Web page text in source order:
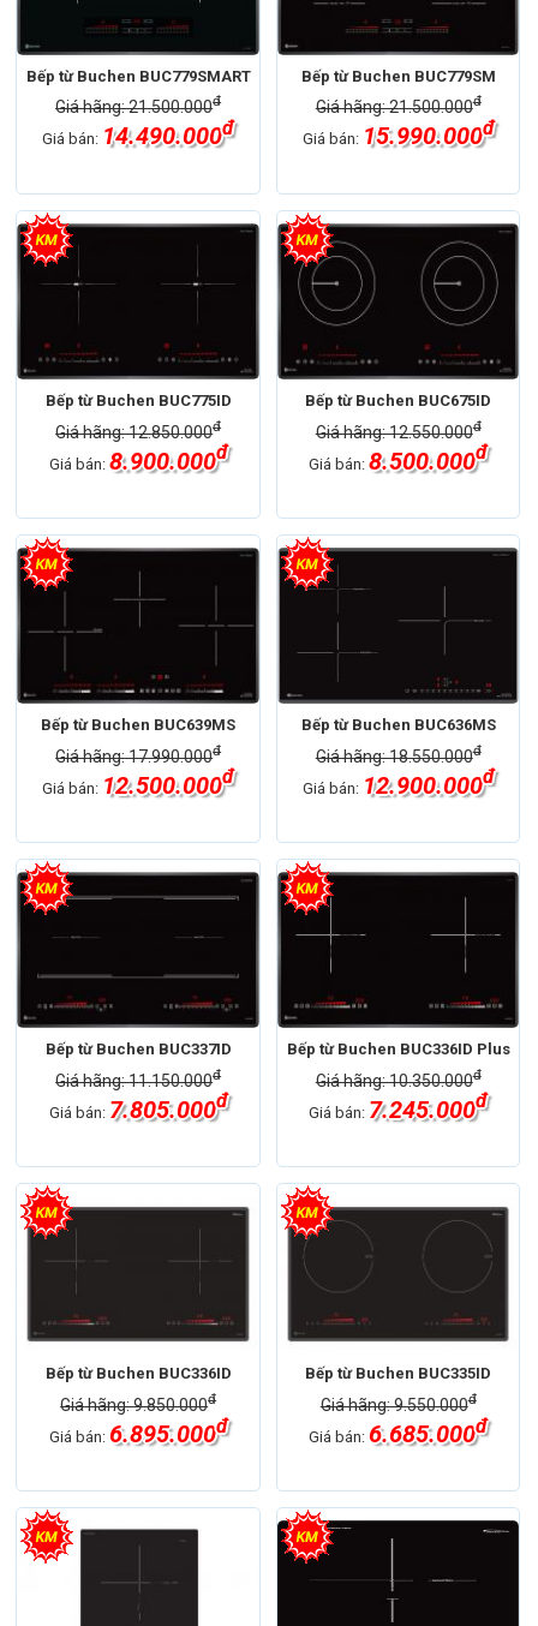
Bếp từ Buchen BUC779SMART
Giá hãng: 21.500.000đ
Giá bán: 14.490.000đ
Bếp từ Buchen BUC779SM
Giá hãng: 21.500.000đ
Giá bán: 15.990.000đ
Bếp từ Buchen BUC775ID
Giá hãng: 12.850.000đ
Giá bán: 8.900.000đ
Bếp từ Buchen BUC675ID
Giá hãng: 12.550.000đ
Giá bán:8.500.000đ
Bếp từ Buchen BUC639MS
Giá hãng: 17.990.000đ
Giá bán: 12.500.000đ
Bếp từ Buchen BUC636MS
Giá hãng: 18.550.000đ
Giá bán: 12.900.000đ
Bếp từ Buchen BUC337ID
Giá hãng: 11.150.000đ
Giá bán: 7.805.000đ
Bếp từ Buchen BUC336ID Plus
Giá hãng: 10.350.000đ
Giá bán: 7.245.000đ
Bếp từ Buchen BUC336ID
Giá hãng: 9.850.000đ
Giá bán: 6.895.000đ
Bếp từ Buchen BUC335ID
Giá hãng: 9.550.000đ
Giá bán:6.685.000đ